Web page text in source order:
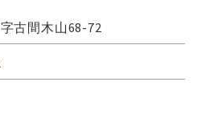
古間木山68-72